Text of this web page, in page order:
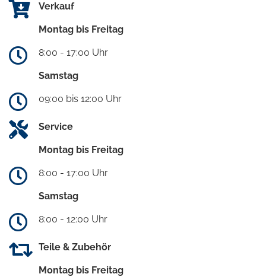
Verkauf
Montag bis Freitag
8:00 - 17:00 Uhr
Samstag
09:00 bis 12:00 Uhr
Service
Montag bis Freitag
8:00 - 17:00 Uhr
Samstag
8:00 - 12:00 Uhr
Teile & Zubehör
Montag bis Freitag